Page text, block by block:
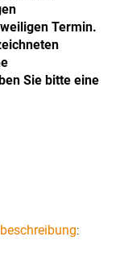
Termin.
Sie bitte eine
: